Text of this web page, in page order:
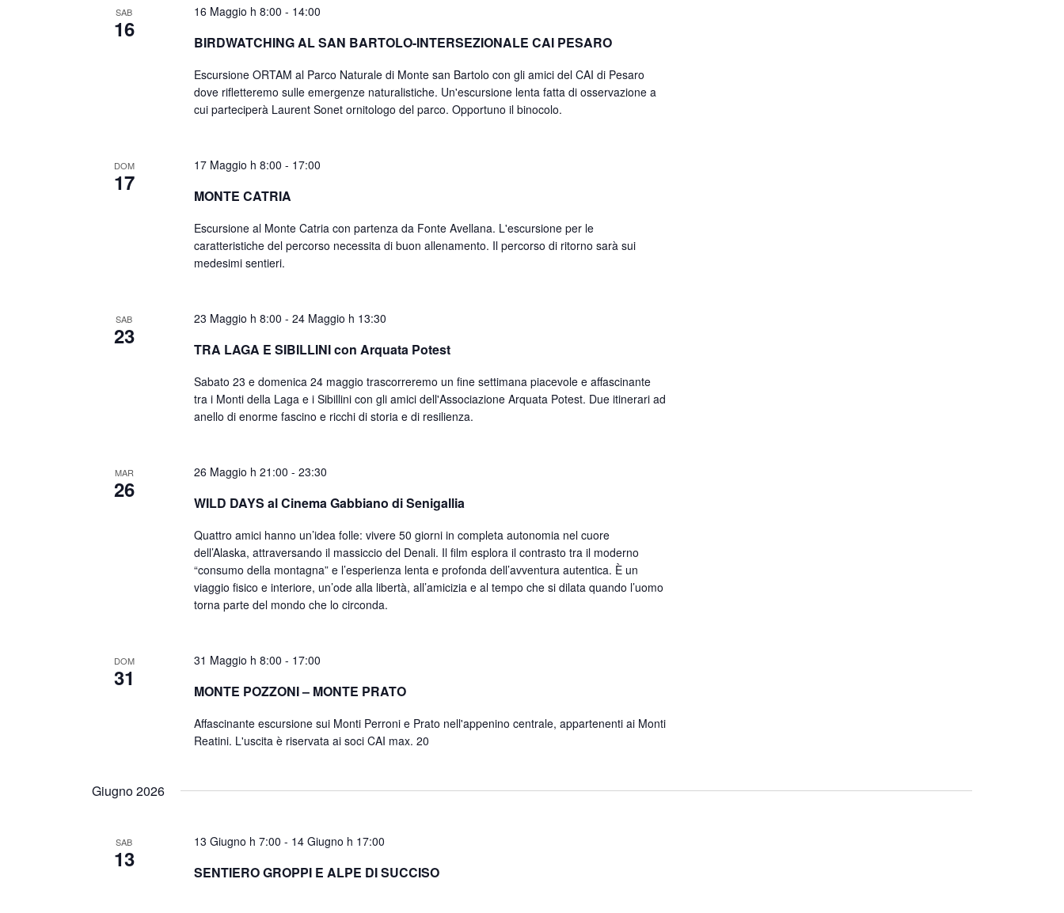
SAB
16
16 Maggio h 8:00 - 14:00
BIRDWATCHING AL SAN BARTOLO-INTERSEZIONALE CAI PESARO
Escursione ORTAM al Parco Naturale di Monte san Bartolo con gli amici del CAI di Pesaro
dove rifletteremo sulle emergenze naturalistiche. Un'escursione lenta fatta di osservazione a
cui parteciperà Laurent Sonet ornitologo del parco. Opportuno il binocolo.
DOM
17
17 Maggio h 8:00 - 17:00
MONTE CATRIA
Escursione al Monte Catria con partenza da Fonte Avellana. L'escursione per le
caratteristiche del percorso necessita di buon allenamento. Il percorso di ritorno sarà sui
medesimi sentieri.
SAB
23
23 Maggio h 8:00 -24 Maggio h 13:30
TRA LAGA E SIBILLINI con Arquata Potest
Sabato 23 e domenica 24 maggio trascorreremo un fine settimana piacevole e affascinante
tra i Monti della Laga e i Sibillini con gli amici dell'Associazione Arquata Potest. Due itinerari ad
anello di enorme fascino e ricchi di storia e di resilienza.
MAR
26
26 Maggio h 21:00 -23:30
WILD DAYS al Cinema Gabbiano di Senigallia
Quattro amici hanno un’idea folle: vivere 50 giorni in completa autonomia nel cuore
dell’Alaska, attraversando il massiccio del Denali. Il film esplora il contrasto tra il moderno
“consumo della montagna” e l’esperienza lenta e profonda dell’avventura autentica. È un
viaggio fisico e interiore, un’ode alla libertà, all’amicizia e al tempo che si dilata quando l’uomo
torna parte del mondo che lo circonda.
DOM
31
31 Maggio h 8:00 - 17:00
MONTE POZZONI – MONTE PRATO
Affascinante escursione sui Monti Perroni e Prato nell'appenino centrale, appartenenti ai Monti
Reatini. L'uscita è riservata ai soci CAI max. 20
Giugno 2026
SAB
13
13 Giugno h 7:00 - 14 Giugno h 17:00
SENTIERO GROPPI E ALPE DI SUCCISO